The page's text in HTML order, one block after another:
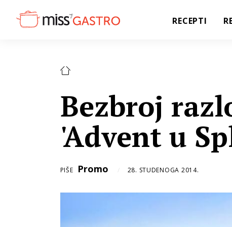
RECEPTI
Bezbroj
'Advent u
PIŠE Promo 28. STUDENOGA 2014.